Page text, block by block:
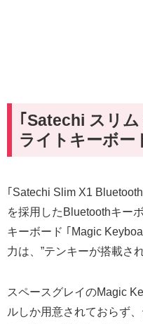
｢Satechi スリ
ライトキーボー
｢Satechi Slim X1
を採用したBluetoothキー
キーボード ｢Magic
力は、”テンキーが搭載さ
スペースグレイのMagic
ルしか用意されておらず